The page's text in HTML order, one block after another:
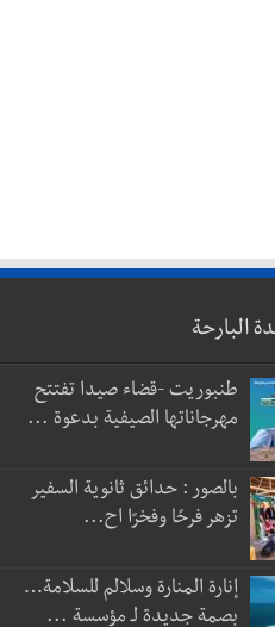
البارحة
طنبوريت -قضاء صيدا تفتتح
مهرجاناتها الصيفية بدعوة ...
بالصور : حدائق ثانوية السفير
تزهر فرحًا وفخرًا اح...
إنارة المنارة وسلالم للسلامة…
بصمة جديدة لـ مؤسسة ...